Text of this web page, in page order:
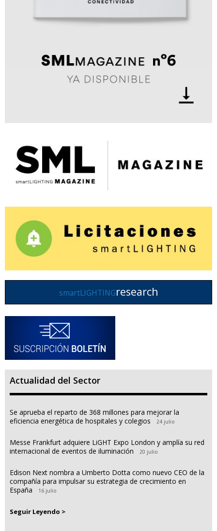
smartLIGHTINGresearch
Actualidad del Sector
Se aprueba el reparto de 368 millones para mejorar la
eficiencia energética de hospitales y colegios
24 julio
Messe Frankfurt adquiere LiGHT Expo London y amplía su red
internacional de eventos de iluminación
20 julio
Edison Next nombra a Umberto Dotta como nuevo CEO de la
compañía para impulsar su estrategia de crecimiento en
España
16 julio
Seguir Leyendo >